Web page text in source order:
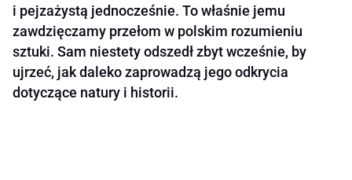
i pejzażystą jednocześnie. To właśnie jemu
zawdzięczamy przełom w polskim rozumieniu
sztuki. Sam niestety odszedł zbyt wcześnie, by
ujrzeć, jak daleko zaprowadzą jego odkrycia
dotyczące natury i historii.